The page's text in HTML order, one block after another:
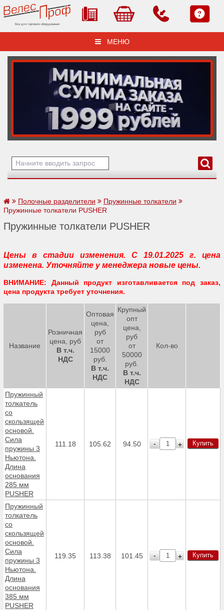
Все для торгового оборудования
МЕНЮ
Полочные разделители
Пружинные толкатели
Пружинные толкатели PUSHER
Пружинные толкатели PUSHER
Цены в стадии изменения. С 19.01.2025 г. цена
изменена. Уточняйте у менеджера новые цены.
ВНИМАНИЕ: Данный продукт изготавливается под заказ,
цена продукта требует уточнения.
Название
Розничная
цена, руб
В т.ч.
НДС
Оптовая
цена,
руб
от
15000
руб.
В т.ч.
НДС
Крупный
опт
цена,
руб
от
50000
руб.
В т.ч.
НДС
Кол-во
Пружинный
толкатель
со
скользящей
основой.
Сила
пружины 3
Ньютона.
Длина
основания
285 мм
PUSHER
111.18 105.62 94.50 - + Купить
Пружинный
толкатель
со
скользящей
основой.
Сила
пружины 3
Ньютона.
Длина
основания
385 мм
PUSHER
119.35 113.38 101.45 - + Купить